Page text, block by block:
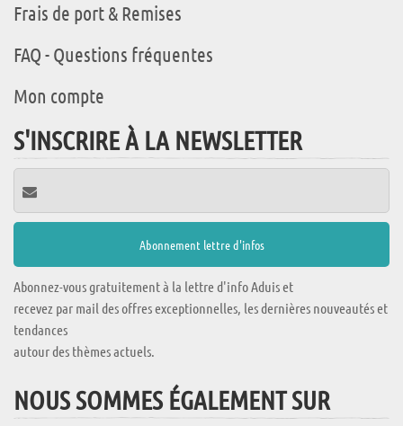
Frais de port & Remises
FAQ - Questions fréquentes
Mon compte
S'INSCRIRE À LA NEWSLETTER
Abonnez-vous gratuitement à la lettre d'info Aduis et
recevez par mail des offres exceptionnelles, les dernières nouveautés et
tendances
autour des thèmes actuels.
NOUS SOMMES ÉGALEMENT SUR